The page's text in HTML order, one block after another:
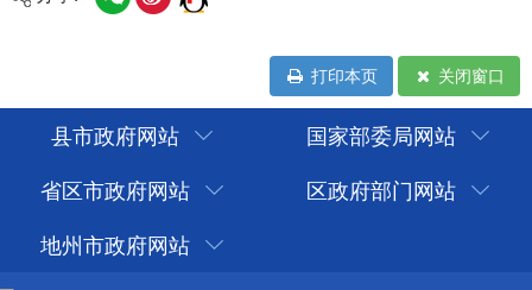
打印本页 关闭窗口
县市政府网站
国家部委局网站
省区市政府网站
区政府部门网站
地州市政府网站